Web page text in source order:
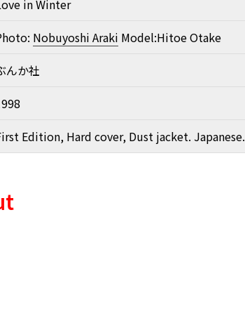
in Winter
Nobuyoshi Araki Model:Hitoe Otake
んか社
Edition, Hard cover, Dust jacket. Japanese.